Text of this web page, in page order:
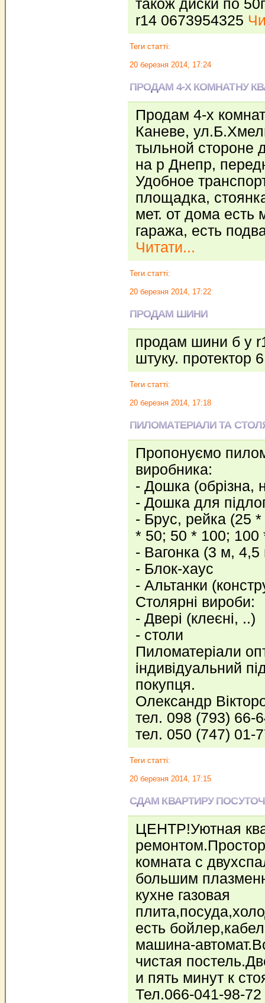
також диски по
r14 0673954325
Теги статті:
20 березня 2014, 17:24
ПРОДАМ 4-Х КОМНАТНУ
Продам 4-х
Каневе,
тыльной стороне
на р Днепр,
Удобное
площадка,
мет. от дома есть
гаража, есть
Читати...
Теги статті:
20 березня 2014, 17:22
ПРОДАМ ШИНИ
продам шини б у
штуку. протектор
Теги статті:
20 березня 2014, 17:18
ПИЛОМАТЕРІАЛИ ТА
Пропонуємо
виробника:
- Дошка (обрізна,
- Дошка для
- Брус, рейка (25
* 50; 50 * 100; 100
- Вагонка (3 м, 4,5
- Блок-хаус
- Альтанки
Столярні вироби:
- Двері (клеєні, ..)
- столи
Пиломатеріали
індивідуальний
покупця.
Олександр
тел. 098 (793) 66-
тел. 050 (747) 01-
Теги статті:
20 березня 2014, 17:15
СДАМ КВАРТИРУ
ЦЕНТР!Уютная
комната с
большим
кухне газовая
есть
машина-
чистая
и пять минут к
Тел.066-041-98-72